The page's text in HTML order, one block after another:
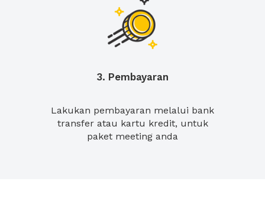
3. Pembayaran
Lakukan pembayaran melalui bank
transfer atau kartu kredit, untuk
paket meeting anda